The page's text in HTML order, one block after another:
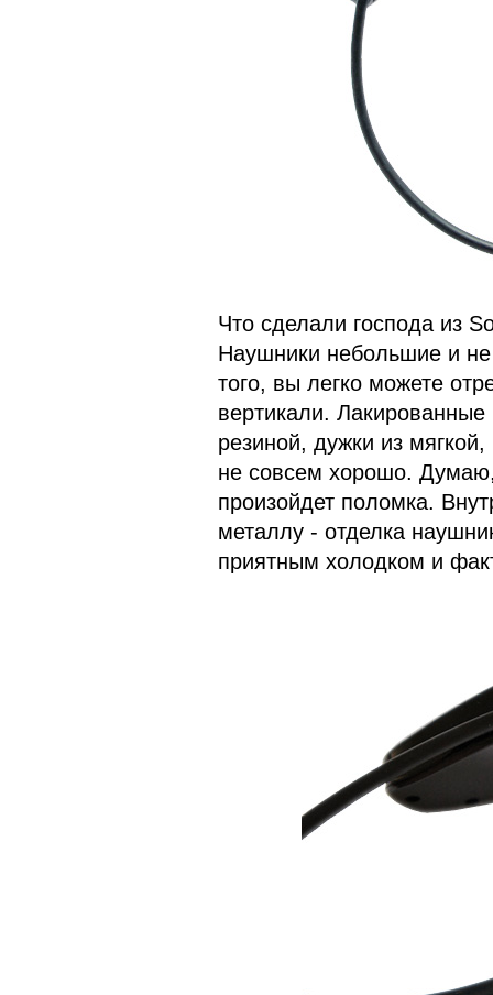
Что сделали господа из
Наушники небольшие и
того, вы легко можете
вертикали.
резиной, дужки из
не совсем хорошо.
произойдет поломка.
металлу - отделка
приятным холодком и